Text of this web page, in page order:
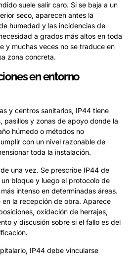
suele salir caro. Si se baja a un
seco, aparecen antes la
humedad y las incidencias de
a grados más altos en toda
y muchas veces no se traduce en
zona concreta.
en entorno
y centros sanitarios, IP44 tiene
pasillos y zonas de apoyo donde la
húmedo o métodos no
con un nivel razonable de
toda la instalación.
una vez. Se prescribe IP44 de
bloque y luego el protocolo de
intenso en determinadas áreas.
en la recepción de obra. Aparece
oxidación de herrajes,
y discusión sobre si el fallo es del
IP44 debe vincularse